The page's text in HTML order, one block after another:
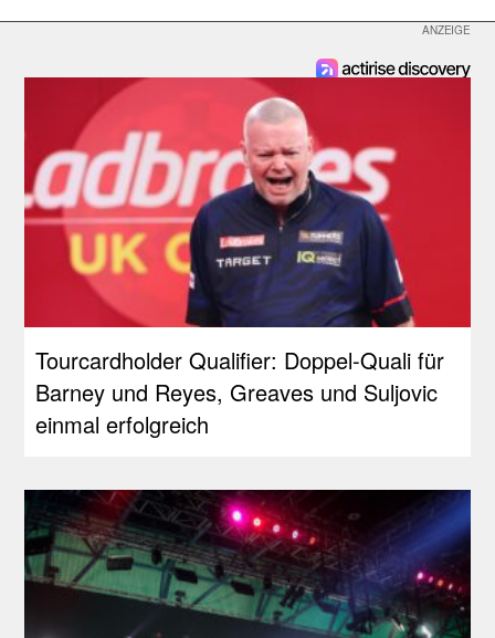
Tourcardholder Qualifier: Doppel-Quali für
Barney und Reyes, Greaves und Suljovic
einmal erfolgreich